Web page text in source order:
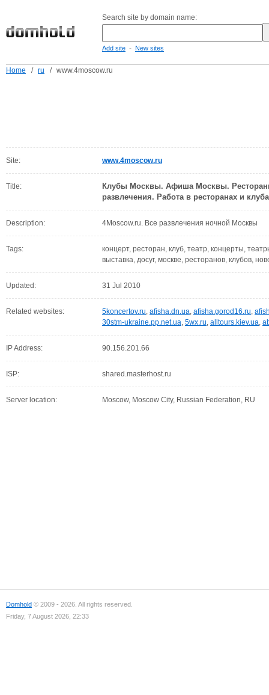
Search site by domain name:
Add site - New sites
Home / ru / www.4moscow.ru
Site: www.4moscow.ru
Title:
Клубы Москвы. Афиша Москвы.
развлечения. Работа в ресторанах и
Description: 4Moscow.ru. Все развлечения ночной Москвы
Tags:
концерт, ресторан, клуб, театр, концерты,
выставка, досуг, москве, ресторанов, клубов,
Updated: 31 Jul 2010
Related websites: 5koncertov.ru, afisha.dn.ua, afisha.gorod16.ru,
30stm-ukraine.pp.net.ua, 5wx.ru, alltours.kiev.ua,
IP Address: 90.156.201.66
ISP: shared.masterhost.ru
Server location: Moscow, Moscow City, Russian Federation, RU
Domhold © 2009 - 2026. All rights reserved.
Friday, 7 August 2026, 22:33